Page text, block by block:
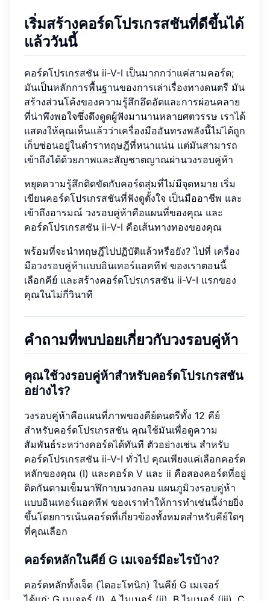
เริ่มสร้างคอร์ดโปรเกรสชันที่ดีขึ้นได้
แล้ววันนี้
คอร์ดโปรเกรสชัน ii-V-I เป็นมากกว่าแค่สามคอร์ด;
มันเป็นหลักการพื้นฐานของการเล่าเรื่องทางดนตรี มัน
สร้างส่วนโค้งของความรู้สึกอึดอัดและการผ่อนคลาย
ที่น่าพึงพอใจซึ่งดึงดูดผู้ฟังมานานหลายศตวรรษ เราได้
แสดงให้คุณเห็นแล้วว่าเครื่องมืออันทรงพลังนี้ไม่ได้ถูก
เก็บซ่อนอยู่ในตำราทฤษฎีที่หนาแน่น แต่มันสามารถ
เข้าถึงได้ด้วยภาพและสัญชาตญาณผ่านวงรอบคู่ห้า
หยุดความรู้สึกติดขัดกับคอร์ดสุ่มที่ไม่มีจุดหมาย เริ่ม
เขียนคอร์ดโปรเกรสชันที่ฟังดูตั้งใจ เป็นมืออาชีพ และ
เข้าถึงอารมณ์ วงรอบคู่ห้าคือแผนที่ของคุณ และ
คอร์ดโปรเกรสชัน ii-V-I คือเส้นทางทองของคุณ
พร้อมที่จะนำทฤษฎีไปปฏิบัติแล้วหรือยัง? ไปที่ เครื่อง
มือวงรอบคู่ห้าแบบอินเทอร์แอคทีฟ ของเราตอนนี้
เลือกคีย์ และสร้างคอร์ดโปรเกรสชัน ii-V-I แรกของ
คุณในไม่กี่วินาที
คำถามที่พบบ่อยเกี่ยวกับวงรอบคู่ห้า
คุณใช้วงรอบคู่ห้าสำหรับคอร์ดโปรเกรสชัน
อย่างไร?
วงรอบคู่ห้าคือแผนที่ภาพของคีย์ดนตรีทั้ง 12 คีย์
สำหรับคอร์ดโปรเกรสชัน คุณใช้มันเพื่อดูความ
สัมพันธ์ระหว่างคอร์ดได้ทันที ตัวอย่างเช่น สำหรับ
คอร์ดโปรเกรสชัน ii-V-I ทั่วไป คุณเพียงแค่เลือกคอร์ด
หลักของคุณ (I) และคอร์ด V และ ii คือสองคอร์ดที่อยู่
ติดกันตามเข็มนาฬิกาบนวงกลม แผนภูมิวงรอบคู่ห้า
แบบอินเทอร์แอคทีฟ ของเราทำให้การทำเช่นนี้ง่ายยิ่ง
ขึ้นโดยการเน้นคอร์ดที่เกี่ยวข้องทั้งหมดสำหรับคีย์ใดๆ
ที่คุณเลือก
คอร์ดหลักในคีย์ G เมเจอร์มีอะไรบ้าง?
คอร์ดหลักทั้งเจ็ด (ไดอะโทนิก) ในคีย์ G เมเจอร์